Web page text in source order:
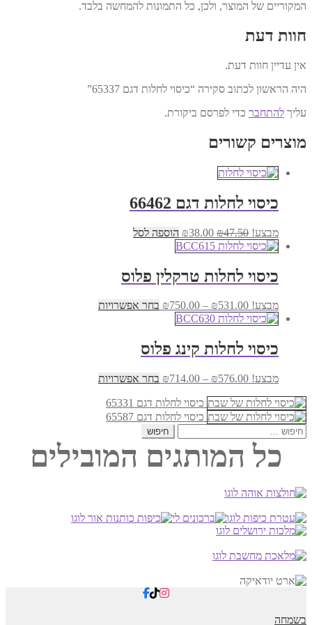
המקוריים של המוצר, ולכן, כל התמונות להמחשה בלבד.
חוות דעת
אין עדיין חוות דעת.
היה הראשון לכתוב סקירה “כיסוי לחלות דגם 65337”
עליך להתחבר כדי לפרסם ביקורת.
מוצרים קשורים
כיסוי לחלות דגם 66462
מבצע! ₪47.50
המחיר
המקורי
היה:
₪47.50.
₪38.00
המחיר
הנוכחי
הוא:
₪38.00.
הוספה לסל
כיסוי לחלות טרקלין פלוס
מבצע! ₪531.00
–
₪750.00
טווח
עד
בחר אפשרויותלמוצר
לבחור
כיסוי לחלות קינג פלוס
מבצע! ₪576.00
–
₪714.00
טווח
עד
בחר אפשרויות
לבחור
את
כיסוי לחלות דגם 65331
כיסוי לחלות דגם 65587
חיפוש:
כל המותגים המובילים
בשמחה